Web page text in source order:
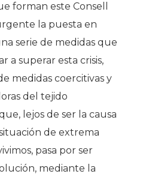
forman este Consell
la puesta en
serie de medidas que
a superar esta crisis,
medidas coercitivas y
del tejido
lejos de ser la causa
de extrema
pasa por ser
mediante la